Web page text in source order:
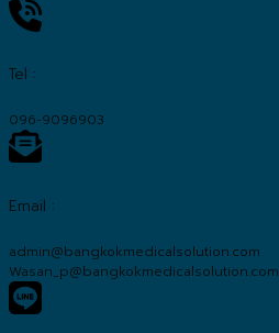
Tel :
096-9096903
Email :
admin@bangkokmedicalsolution.com
Wasan_p@bangkokmedicalsolution.com